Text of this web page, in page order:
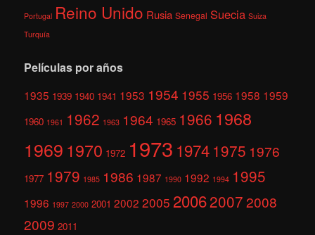
Portugal Reino Unido Rusia Senegal Suecia Suiza
Turquía
Películas por años
1935 1939 1940 1941 1953 1954 1955 1956 1958 1959
1960 1961 1962 1963 1964 1965 1966 1968
1969 1970 1972 1973 1974 1975 1976
1977 1979 1985 1986 1987 1990 1992 1994 1995
1996 1997 2000 2001 2002 2005 200620072008
2009 2011